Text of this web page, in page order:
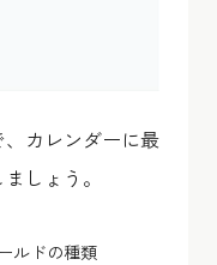
カレンダーに最
しょう。
ルドの種類